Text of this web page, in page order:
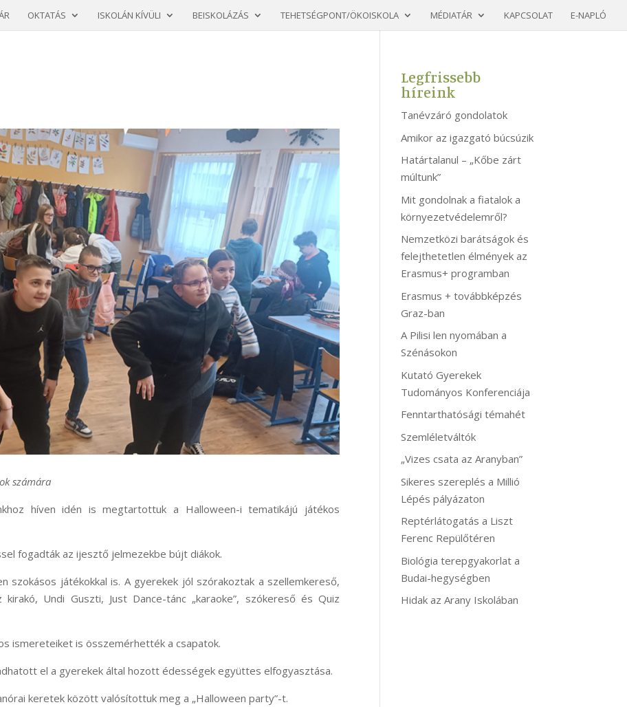
OKTATÁS ISKOLÁN KÍVÜLI BEISKOLÁZÁS TEHETSÉGPONT/ÖKOISKOLA MÉDIATÁR KAPCSOLAT E-NAPLÓ
számára
híven idén is megtartottuk a Halloween-i tematikájú játékos
fogadták az ijesztő jelmezekbe bújt diákok.
szokásos játékokkal is. A gyerekek jól szórakoztak a szellemkereső,
Undi Guszti, Just Dance-tánc „karaoke”, szókereső és Quiz
ismereteiket is összemérhették a csapatok.
el a gyerekek által hozott édességek együttes elfogyasztása.
keretek között valósítottuk meg a „Halloween party”-t.
Legfrissebb
híreink
Tanévzáró gondolatok
Amikor az igazgató búcsúzik
Határtalanul – „Kőbe zárt
múltunk”
Mit gondolnak a fiatalok a
környezetvédelemről?
Nemzetközi barátságok és
felejthetetlen élmények az
Erasmus+ programban
Erasmus + továbbképzés
Graz-ban
A Pilisi len nyomában a
Szénásokon
Kutató Gyerekek
Tudományos Konferenciája
Fenntarthatósági témahét
Szemléletváltók
„Vizes csata az Aranyban”
Sikeres szereplés a Millió
Lépés pályázaton
Reptérlátogatás a Liszt
Ferenc Repülőtéren
Biológia terepgyakorlat a
Budai-hegységben
Hidak az Arany Iskolában